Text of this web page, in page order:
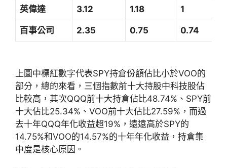
英偉達 3.12 1.18 1
百事公司 2.35 0.75 0.74
上圖中標紅數字代表SPY持倉份額佔比小於VOO的
部分，總的來看，三個指數前十大持股中科技股佔
比較高，其次QQQ前十大持倉佔比48.74%、SPY前
十大佔比25.34%、VOO前十大佔比27.59%，而過
去十年QQQ年化收益超19%，遠遠高於SPY的
14.75%和VOO的14.57%的十年年化收益，持倉集
中度是核心原因。